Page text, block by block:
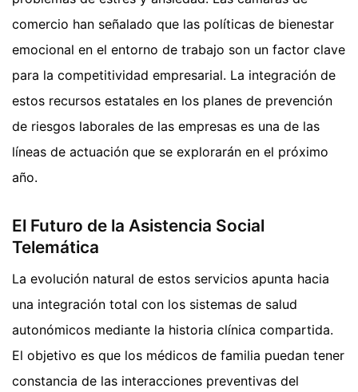
comercio han señalado que las políticas de bienestar
emocional en el entorno de trabajo son un factor clave
para la competitividad empresarial. La integración de
estos recursos estatales en los planes de prevención
de riesgos laborales de las empresas es una de las
líneas de actuación que se explorarán en el próximo
año.
El Futuro de la Asistencia Social
Telemática
La evolución natural de estos servicios apunta hacia
una integración total con los sistemas de salud
autonómicos mediante la historia clínica compartida.
El objetivo es que los médicos de familia puedan tener
constancia de las interacciones preventivas del